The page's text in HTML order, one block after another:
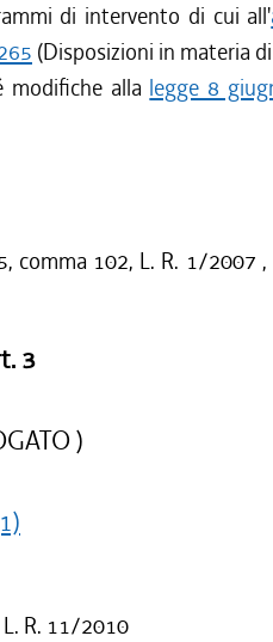
di intervento di cui all'
(Disposizioni in materia
modifiche alla legge 8
comma 102, L. R. 1/2007
3
)
R. 11/2010